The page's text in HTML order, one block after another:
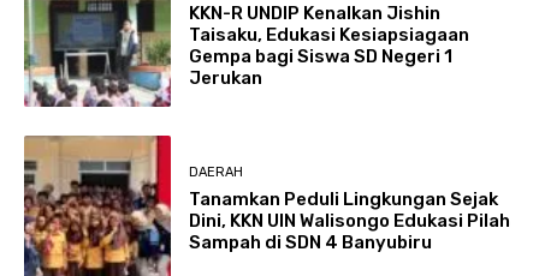
KKN-R UNDIP Kenalkan Jishin
Taisaku, Edukasi Kesiapsiagaan
Gempa bagi Siswa SD Negeri 1
Jerukan
DAERAH
Tanamkan Peduli Lingkungan Sejak
Dini, KKN UIN Walisongo Edukasi Pilah
Sampah di SDN 4 Banyubiru